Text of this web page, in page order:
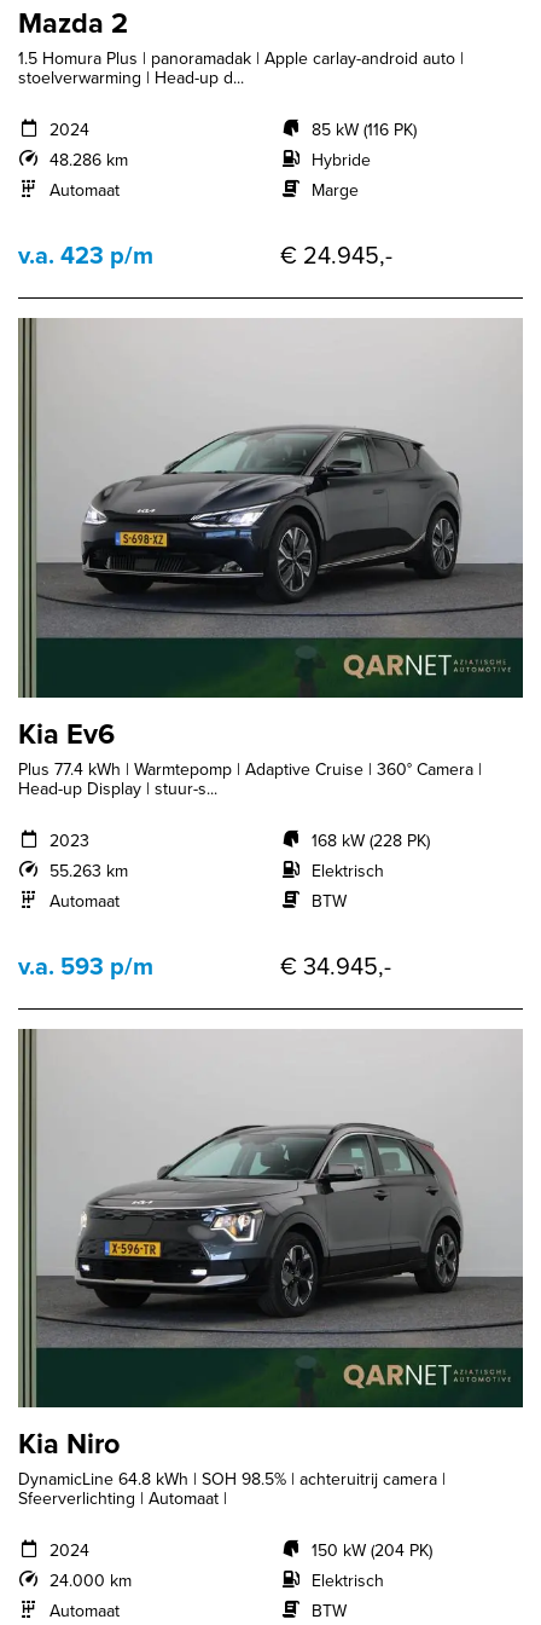
Mazda 2
1.5 Homura Plus | panoramadak | Apple carlay-android auto |
stoelverwarming | Head-up d...
2024
48.286 km
Automaat
85 kW (116 PK)
Hybride
Marge
v.a. 423 p/m € 24.945,-
Kia Ev6
Plus 77.4 kWh | Warmtepomp | Adaptive Cruise | 360° Camera |
Head-up Display | stuur-s...
2023
55.263 km
Automaat
168 kW (228 PK)
Elektrisch
BTW
v.a. 593 p/m € 34.945,-
Kia Niro
DynamicLine 64.8 kWh | SOH 98.5% | achteruitrij camera |
Sfeerverlichting | Automaat |
2024
24.000 km
Automaat
150 kW (204 PK)
Elektrisch
BTW